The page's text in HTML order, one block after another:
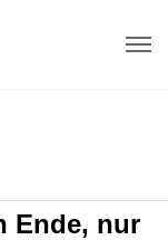
Ende, nur